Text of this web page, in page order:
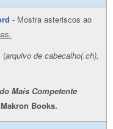
- Mostra asteriscos ao
(arquivo de cabecalho(.ch),
Mais Competente
Makron Books.